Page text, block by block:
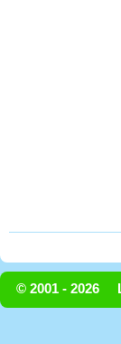
© 2001 - 2026